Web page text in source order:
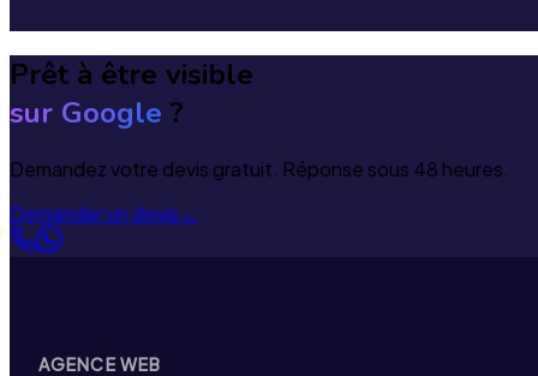
Prêt à être visible
sur Google ?
Demandez votre devis gratuit. Réponse sous 48 heures.
Demander un devis→
AGENCE WEB